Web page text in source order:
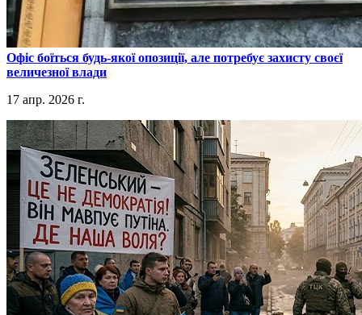
​Офіс боїться будь-якої опозиції, але потребує захисту своєї
величезної влади
17 апр. 2026 г.